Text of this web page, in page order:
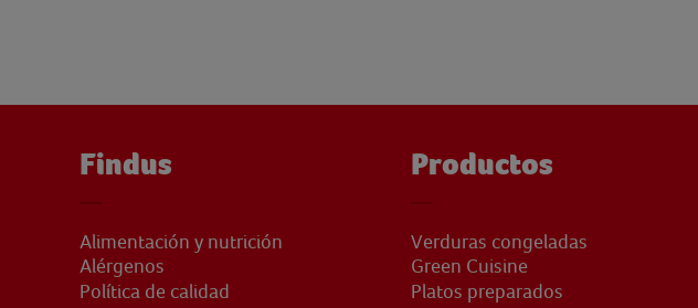
Findus
Alimentación y nutrición
Alérgenos
Política de calidad
Productos
Verduras congeladas
Green Cuisine
Platos preparados